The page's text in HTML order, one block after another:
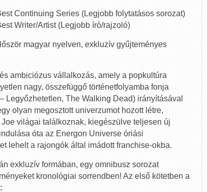
Continuing Series (Legjobb folytatásos sorozat)
Writer/Artist (Legjobb író/rajzoló)
magyar nyelven, exkluzív gyűjteményes
ambiciózus vállalkozás, amely a popkultúra
nagy, összefüggő történetfolyamba fonja
Legyőzhetetlen, The Walking Dead) irányításával
olyan megosztott univerzumot hozott létre,
világai találkoznak, kiegészülve teljesen új
óta az Energon Universe óriási
lehelt a rajongók által imádott franchise-okba.
exkluzív formában, egy omnibusz sorozat
kronológiai sorrendben! Az első kötetben a